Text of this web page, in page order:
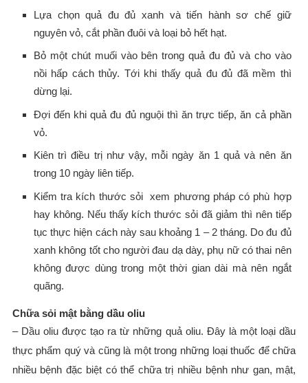
Lựa chọn quả đu đủ xanh và tiến hành sơ chế giữ
nguyên vỏ, cắt phần đuôi và loại bỏ hết hạt.
Bỏ một chút muối vào bên trong quả đu đủ và cho vào
nồi hấp cách thủy. Tới khi thấy quả đu đủ đã mềm thì
dừng lại.
Đợi đến khi quả đu đủ nguội thì ăn trực tiếp, ăn cả phần
vỏ.
Kiên trì điều trị như vậy, mỗi ngày ăn 1 quả và nên ăn
trong 10 ngày liên tiếp.
Kiểm tra kích thước sỏi xem phương pháp có phù hợp
hay không. Nếu thấy kích thước sỏi đã giảm thì nên tiếp
tục thực hiện cách này sau khoảng 1 – 2 tháng. Do đu đủ
xanh không tốt cho người đau dạ dày, phụ nữ có thai nên
không được dùng trong một thời gian dài mà nên ngắt
quãng.
Chữa sỏi mật bằng dầu oliu
– Dầu oliu được tạo ra từ những quả oliu. Đây là một loại dầu
thực phẩm quý và cũng là một trong những loại thuốc để chữa
nhiều bệnh đặc biệt có thể chữa trị nhiều bệnh như gan, mật,